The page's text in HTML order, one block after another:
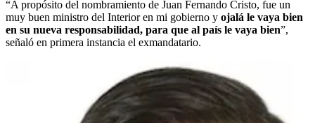
“A propósito del nombramiento de Juan Fernando Cristo, fue un
muy buen ministro del Interior en mi gobierno y ojalá le vaya bien
en su nueva responsabilidad, para que al país le vaya bien”,
señaló en primera instancia el exmandatario.